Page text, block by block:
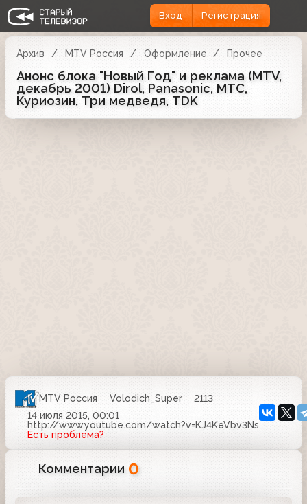
Вход Регистрация
Архив MTV Россия Оформление Прочее
Анонс блока "Новый Год" и реклама (MTV,
декабрь 2001) Dirol, Panasonic, МТС,
Куриозин, Три медведя, TDK
MTV Россия Volodich_Super
2113
14 июля 2015, 00:01
http://www.youtube.com/watch?v=KJ4KeVbv3Ns
Есть проблема?
Комментарии 0